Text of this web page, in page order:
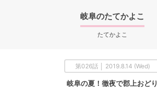
岐阜のたてかよこ
たてかよこ
第026話 │ 2019.8.14 (Wed)
岐阜の夏！徹夜で郡上おどり